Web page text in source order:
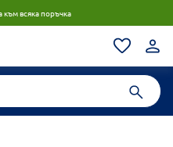
всяка поръчка